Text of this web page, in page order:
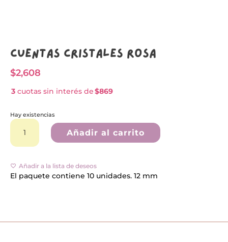
Cuentas Cristales Rosa
$2,608
3 cuotas sin interés de$869
Hay existencias
Cuentas
Cristales
cantidad
Añadir al carrito
Añadir a la lista de deseos
El paquete contiene 10 unidades. 12 mm